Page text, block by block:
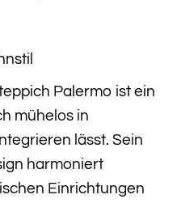
Palermo ist ein
mühelos in
lässt. Sein
harmoniert
Einrichtungen